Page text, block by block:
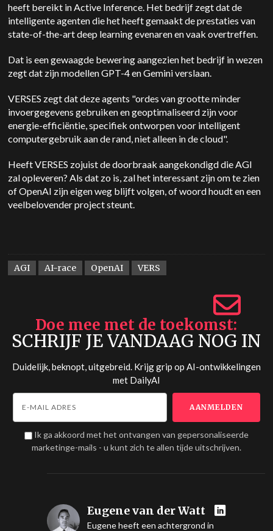
heeft bereikt in Active Inference. Het bedrijf zegt dat de
intelligente agenten die het heeft gemaakt de prestaties van
state-of-the-art deep learning evenaren en vaak overtreffen.
Dat is een gewaagde bewering aangezien het bedrijf in wezen
zegt dat zijn modellen GPT-4 en Gemini verslaan.
VERSES zegt dat deze agents "ordes van grootte minder
invoergegevens gebruiken en geoptimaliseerd zijn voor
energie-efficiëntie, specifiek ontworpen voor intelligent
computergebruik aan de rand, niet alleen in de cloud".
Heeft VERSES zojuist de doorbraak aangekondigd die AGI
zal opleveren? Als dat zo is, zal het interessant zijn om te zien
of OpenAI zijn eigen weg blijft volgen, of woord houdt en een
veelbelovender project steunt.
AGI AI-race OpenAI VERS
Doe mee met de toekomst
SCHRIJF JE VANDAAG NOG IN
Duidelijk, beknopt, uitgebreid. Krijg grip op AI-ontwikkelingen
met DailyAI
Ik ga akkoord met het ontvangen van gepersonaliseerde
marketinge-mails - u kunt zich te allen tijde uitschrijven.
Eugene van der Watt
Eugene heeft een achtergrond in